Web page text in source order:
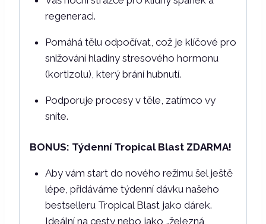
regeneraci.
Pomáhá tělu odpočívat, což je klíčové pro
snižování hladiny stresového hormonu
(kortizolu), který brání hubnutí.
Podporuje procesy v těle, zatímco vy
sníte.
BONUS: Týdenní Tropical Blast ZDARMA!
Aby vám start do nového režimu šel ještě
lépe, přidáváme týdenní dávku našeho
bestselleru Tropical Blast jako dárek.
Ideální na cesty nebo jako „železná